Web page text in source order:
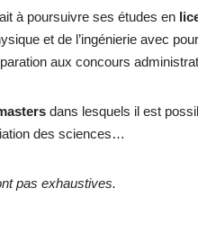
à poursuivre ses études en
et de l’ingénierie avec
aux concours
dans lesquels il est
des sciences…
pas exhaustives.